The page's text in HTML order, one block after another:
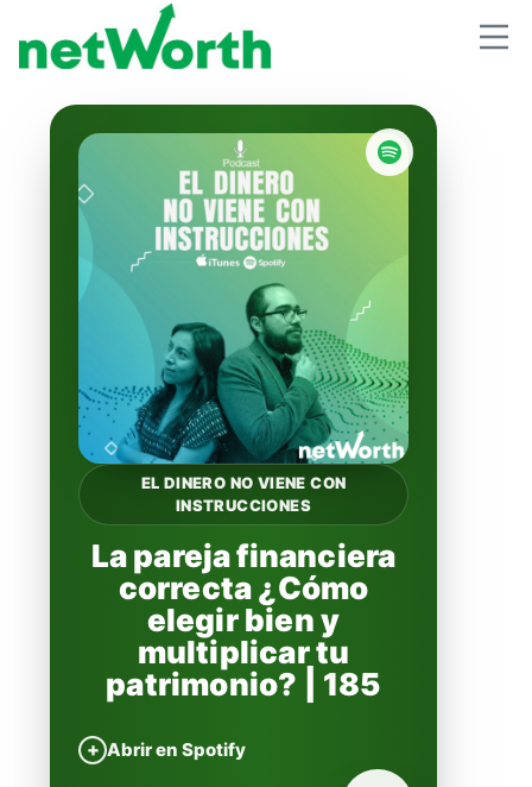
EL DINERO NO VIENE CON
INSTRUCCIONES
La pareja financiera
correcta ¿Cómo
elegir bien y
multiplicar tu
patrimonio? | 185
+ Abrir en Spotify